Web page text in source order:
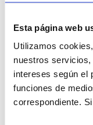
Esta página web
Utilizamos
nuestros
intereses según el
funciones de
correspondiente.